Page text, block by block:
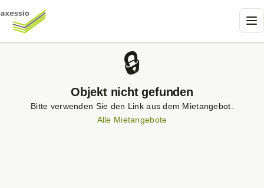
🔒
Objekt nicht gefunden
Bitte verwenden Sie den Link aus dem Mietangebot.
Alle Mietangebote